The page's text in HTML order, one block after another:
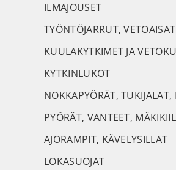
ILMAJOUSET
TYÖNTÖJARRUT, VETOAISAT
KUULAKYTKIMET JA
KYTKINLUKOT
NOKKAPYÖRÄT,
PYÖRÄT, VANTEET,
AJORAMPIT, KÄVELYSILLAT
LOKASUOJAT